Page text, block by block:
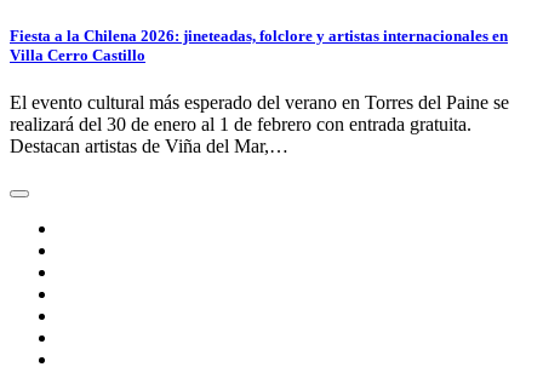
Fiesta a la Chilena 2026: jineteadas, folclore y artistas internacionales en
Villa Cerro Castillo
El evento cultural más esperado del verano en Torres del Paine se
realizará del 30 de enero al 1 de febrero con entrada gratuita.
Destacan artistas de Viña del Mar,…